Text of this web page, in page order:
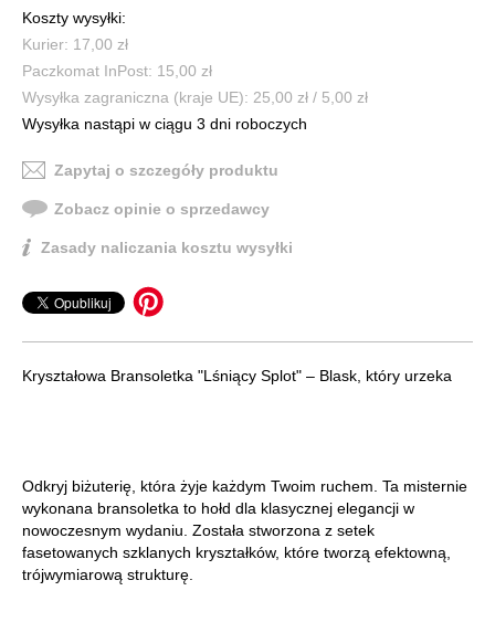
Koszty wysyłki:
Kurier: 17,00 zł
Paczkomat InPost: 15,00 zł
Wysyłka zagraniczna (kraje UE): 25,00 zł / 5,00 zł
Wysyłka nastąpi w ciągu 3 dni roboczych
Zapytaj o szczegóły produktu
Zobacz opinie o sprzedawcy
Zasady naliczania kosztu wysyłki
Kryształowa Bransoletka "Lśniący Splot" – Blask, który urzeka
Odkryj biżuterię, która żyje każdym Twoim ruchem. Ta misternie
wykonana bransoletka to hołd dla klasycznej elegancji w
nowoczesnym wydaniu. Została stworzona z setek
fasetowanych szklanych kryształków, które tworzą efektowną,
trójwymiarową strukturę.